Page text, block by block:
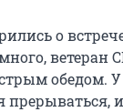
о
ветеран
обедом.
прерываться,